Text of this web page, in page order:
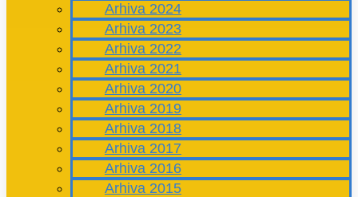
Arhiva 2024
Arhiva 2023
Arhiva 2022
Arhiva 2021
Arhiva 2020
Arhiva 2019
Arhiva 2018
Arhiva 2017
Arhiva 2016
Arhiva 2015